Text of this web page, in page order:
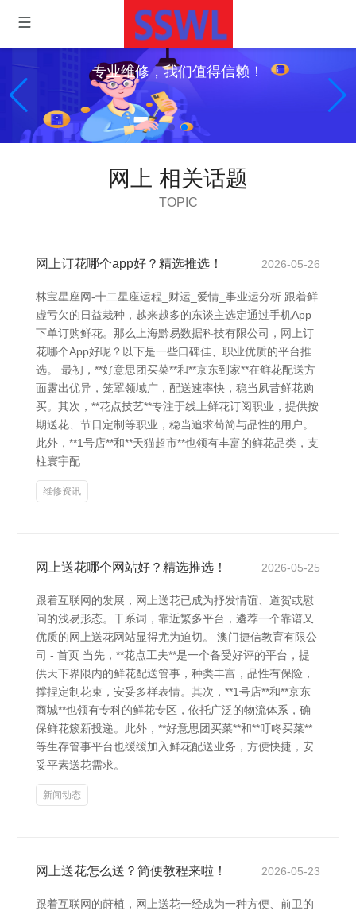
一键申请,帮你解决大麻烦
网上 相关话题
TOPIC
网上订花哪个app好？精选推选！ 2026-05-26
林宝星座网-十二星座运程_财运_爱情_事业运分析 跟着鲜
虚亏欠的日益栽种，越来越多的东谈主选定通过手机App
下单订购鲜花。那么上海黔易数据科技有限公司，网上订
花哪个App好呢？以下是一些口碑佳、职业优质的平台推
选。 最初，**好意思团买菜**和**京东到家**在鲜花配送方
面露出优异，笼罩领域广，配送速率快，稳当夙昔鲜花购
买。其次，**花点技艺**专注于线上鲜花订阅职业，提供按
期送花、节日定制等职业，稳当追求苟简与品性的用户。
此外，**1号店**和**天猫超市**也领有丰富的鲜花品类，支
柱寰宇配
维修资讯
网上送花哪个网站好？精选推选！ 2026-05-25
跟着互联网的发展，网上送花已成为抒发情谊、道贺或慰
问的浅易形态。干系词，靠近繁多平台，遴荐一个靠谱又
优质的网上送花网站显得尤为迫切。 澳门捷信教育有限公
司 - 首页 当先，**花点工夫**是一个备受好评的平台，提
供天下界限内的鲜花配送管事，种类丰富，品性有保险，
撑捏定制花束，安妥多样表情。其次，**1号店**和**京东
商城**也领有专科的鲜花专区，依托广泛的物流体系，确
保鲜花簇新投递。此外，**好意思团买菜**和**叮咚买菜**
等生存管事平台也缓缓加入鲜花配送业务，方便快捷，安
妥平素送花需求。
新闻动态
网上送花怎么送？简便教程来啦！ 2026-05-23
跟着互联网的莳植，网上送花一经成为一种方便、前卫的